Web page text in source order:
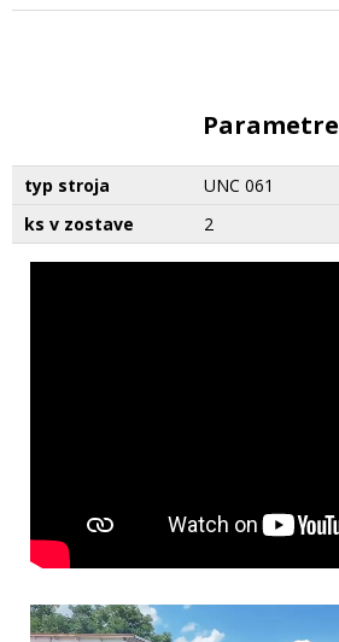
Parametre
typ stroja
UNC 061
ks v zostave
2